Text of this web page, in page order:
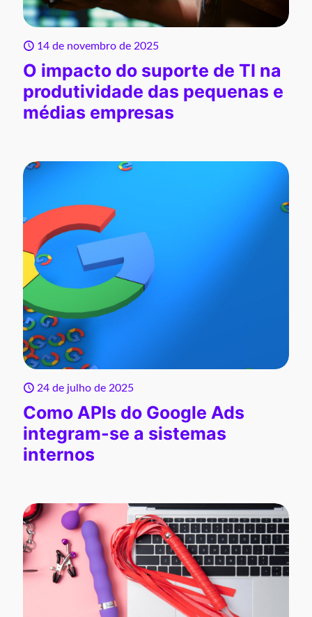
14 de novembro de 2025
O impacto do suporte de TI na
produtividade das pequenas e
médias empresas
24 de julho de 2025
Como APIs do Google Ads
integram-se a sistemas
internos